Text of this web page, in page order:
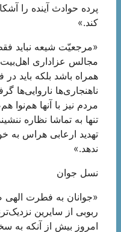
پرده حوادث آینده را
کند.»
«مرجعیّت شیعه نباید
مجالس عزاداری اهل‌بیت
همراه باشد بلکه باید در
ناهنجاری‌ها ناروایی‌ها
مردم نیز با آنها هم‌نوا
تنها به تماشا نظاره
تهدید ارعابی هراس به
ندهد.»
نسل جوان
«جوانان به فطرت الهی
ربوبی از سایرین
امروز بیش از آنکه به